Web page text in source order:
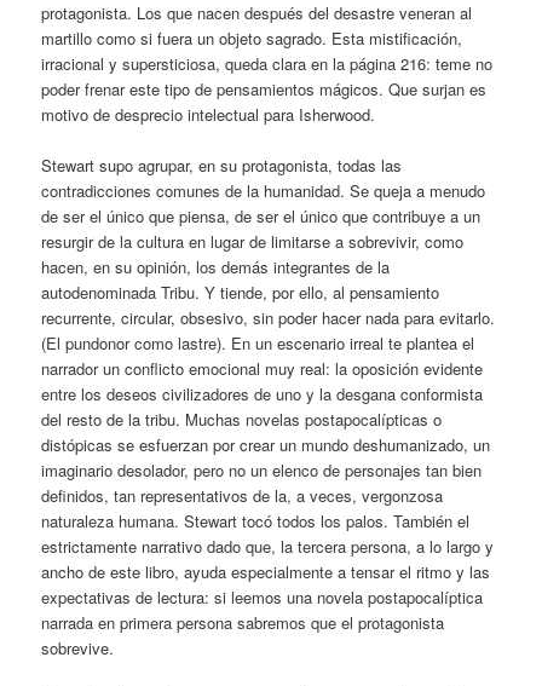
protagonista. Los que nacen después del desastre veneran al
martillo como si fuera un objeto sagrado. Esta mistificación,
irracional y supersticiosa, queda clara en la página 216: teme no
poder frenar este tipo de pensamientos mágicos. Que surjan es
motivo de desprecio intelectual para Isherwood.
Stewart supo agrupar, en su protagonista, todas las
contradicciones comunes de la humanidad. Se queja a menudo
de ser el único que piensa, de ser el único que contribuye a un
resurgir de la cultura en lugar de limitarse a sobrevivir, como
hacen, en su opinión, los demás integrantes de la
autodenominada Tribu. Y tiende, por ello, al pensamiento
recurrente, circular, obsesivo, sin poder hacer nada para evitarlo.
(El pundonor como lastre). En un escenario irreal te plantea el
narrador un conflicto emocional muy real: la oposición evidente
entre los deseos civilizadores de uno y la desgana conformista
del resto de la tribu. Muchas novelas postapocalípticas o
distópicas se esfuerzan por crear un mundo deshumanizado, un
imaginario desolador, pero no un elenco de personajes tan bien
definidos, tan representativos de la, a veces, vergonzosa
naturaleza humana. Stewart tocó todos los palos. También el
estrictamente narrativo dado que, la tercera persona, a lo largo y
ancho de este libro, ayuda especialmente a tensar el ritmo y las
expectativas de lectura: si leemos una novela postapocalíptica
narrada en primera persona sabremos que el protagonista
sobrevive.